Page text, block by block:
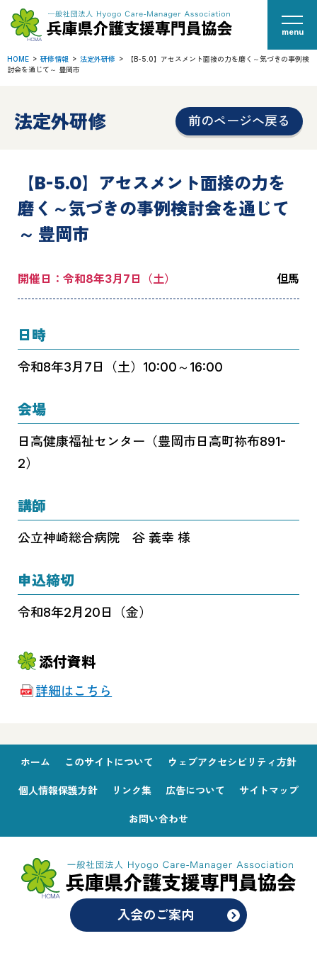
menu
HOME 研修情報 法定外研修
【B-5.0】アセスメント面接の力を磨く～気づきの事例検
討会を通じて～ 豊岡市
法定外研修 前のページへ戻る
【B-5.0】アセスメント面接の力を
磨く～気づきの事例検討会を通じて
～ 豊岡市
開催日：令和8年3月7日（土） 但馬
日時
令和8年3月7日（土）10:00～16:00
会場
日高健康福祉センター（豊岡市日高町祢布891-
2）
講師
公立神崎総合病院 谷 義幸 様
申込締切
令和8年2月20日（金）
添付資料
詳細はこちら
ホーム このサイトについて ウェブアクセシビリティ方針
個人情報保護方針 リンク集 広告について サイトマップ
お問い合わせ
入会のご案内